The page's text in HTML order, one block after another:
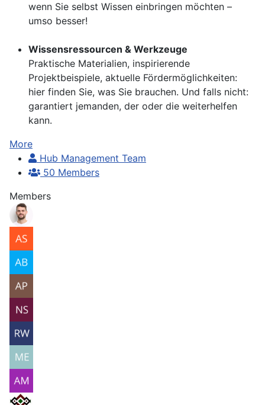
wenn Sie selbst Wissen einbringen möchten –
umso besser!
Wissensressourcen & Werkzeuge
Praktische Materialien, inspirierende
Projektbeispiele, aktuelle Fördermöglichkeiten:
hier finden Sie, was Sie brauchen. Und falls nicht:
garantiert jemanden, der oder die weiterhelfen
kann.
More
Hub Management Team
50 Members
Members